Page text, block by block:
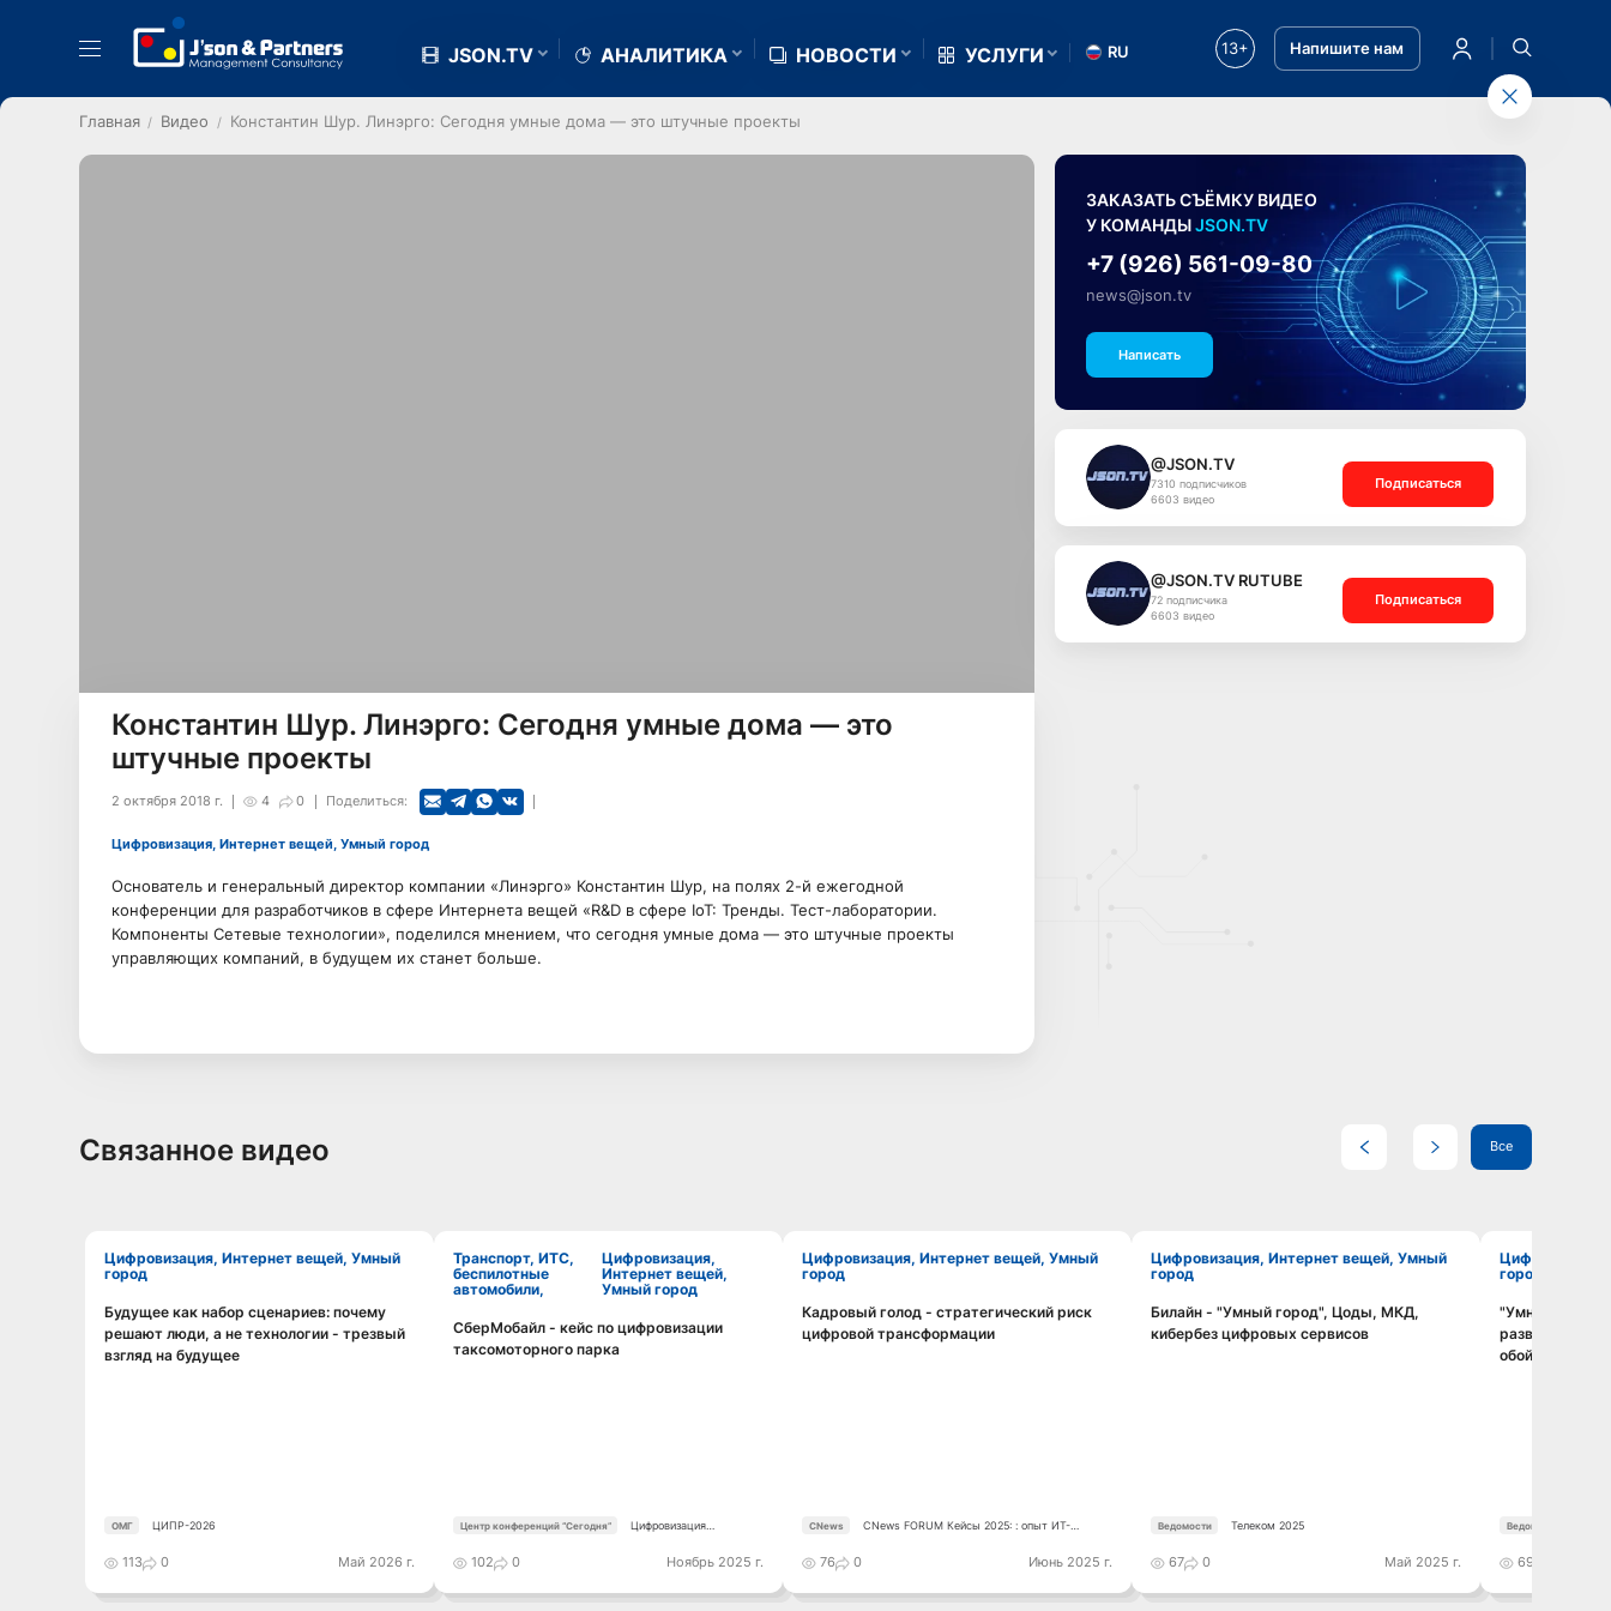
JSON.TV АНАЛИТИКА НОВОСТИ УСЛУГИ RU 13+ Напишите нам
Главная Видео Константин Шур. Линэрго: Сегодня умные дома — это штучные проекты
Константин Шур. Линэрго: Сегодня умные дома — это
штучные проекты
4 0
2 октября 2018 г. Поделиться:
Цифровизация, Интернет вещей, Умный город
Основатель и генеральный директор компании «Линэрго» Константин Шур, на полях 2-й ежегодной
конференции для разработчиков в сфере Интернета вещей «R&D в сфере IoT: Тренды. Тест-лаборатории.
Компоненты Сетевые технологии», поделился мнением, что сегодня умные дома — это штучные проекты
управляющих компаний, в будущем их станет больше.
ЗАКАЗАТЬ СЪЁМКУ ВИДЕО
У КОМАНДЫJSON.TV
+7 (926) 561-09-80
news@json.tv
Написать
@JSON.TV
7310 подписчиков
6603 видео
Подписаться
@JSON.TV RUTUBE
72 подписчика
6603 видео
Подписаться
Связанное видео Все
Цифровизация, Интернет вещей, Умный
город
Смотреть видео
Будущее как набор сценариев: почему
решают люди, а не технологии - трезвый
взгляд на будущее
ОМГ ЦИПР-2026
113 0 Май 2026 г.
Транспорт, ИТС,
беспилотные
автомобили,
Цифровизация,
Интернет вещей,
Умный город
Смотреть видео
СберМобайл - кейс по цифровизации
таксомоторного парка
Центр конференций “Сегодня”
Цифровизация
102 0 Ноябрь 2025 г.
Цифровизация, Интернет вещей, Умный
город
Смотреть видео
Кадровый голод - стратегический риск
цифровой трансформации
CNews
CNews FORUM Кейсы 2025: : опыт ИТ-
76 0 Июнь 2025 г.
Цифровизация, Интернет вещей, Умный
город
Смотреть видео
Билайн - "Умный город", Цоды, МКД,
кибербез цифровых сервисов
Ведомости Телеком 2025
67 0 Май 2025 г.
Цифровизация, Интернет вещей, Умный
город
"Умные
развитие
обойтись.
Ведомости
69